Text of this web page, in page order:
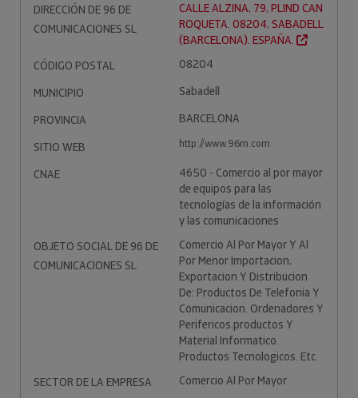
DIRECCIÓN DE 96 DE
COMUNICACIONES SL
CALLE ALZINA, 79, PLIND CAN
ROQUETA. 08204, SABADELL
(BARCELONA). ESPAÑA.
CÓDIGO POSTAL
08204
MUNICIPIO
Sabadell
PROVINCIA
BARCELONA
SITIO WEB
http://www.96m.com
CNAE
4650 - Comercio al por mayor
de equipos para las
tecnologías de la información
y las comunicaciones
OBJETO SOCIAL DE 96 DE
COMUNICACIONES SL
Comercio Al Por Mayor Y Al
Por Menor Importacion,
Exportacion Y Distribucion
De: Productos De Telefonia Y
Comunicacion. Ordenadores Y
Perifericos.productos Y
Material Informatico.
Productos Tecnologicos. Etc.
SECTOR DE LA EMPRESA
Comercio Al Por Mayor